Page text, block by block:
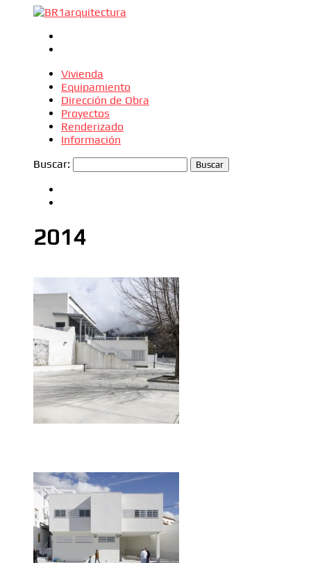
Vivienda
Equipamiento
Dirección de Obra
Proyectos
Renderizado
Información
Buscar:
2014
Dirección de Obra
Equipamiento
Sustitución parcial del CEIP
Nª Señora de las Nieves en
Trevelez, Granada.
2014
Dirección de Obra
Equipamiento
Sustitución y reforma de CPR
Alcolea-Fondón, Almería.